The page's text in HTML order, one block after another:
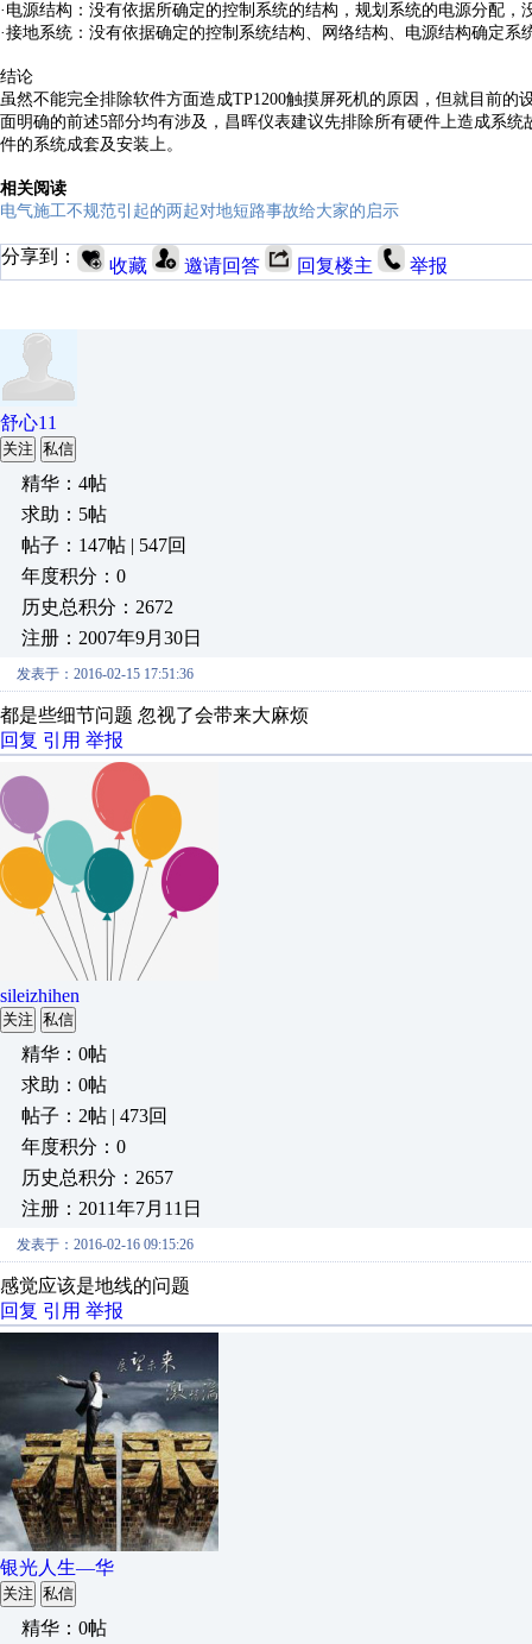
·电源结构：没有依据所确定的控制系统的结构，规划系统的电源分配
·接地系统：没有依据确定的控制系统结构、网络结构、电源结构确定
结论
虽然不能完全排除软件方面造成TP1200触摸屏死机的原因，但就目前
面明确的前述5部分均有涉及，昌晖仪表建议先排除所有硬件上造成系
件的系统成套及安装上。
相关阅读
电气施工不规范引起的两起对地短路事故给大家的启示
分享到： 收藏 邀请回答 回复楼主 举报
舒心11
关注 私信
精华：4帖
求助：5帖
帖子：147帖 | 547回
年度积分：0
历史总积分：2672
注册：2007年9月30日
发表于：2016-02-15 17:51:36
都是些细节问题 忽视了会带来大麻烦
回复 引用 举报
sileizhihen
关注 私信
精华：0帖
求助：0帖
帖子：2帖 | 473回
年度积分：0
历史总积分：2657
注册：2011年7月11日
发表于：2016-02-16 09:15:26
感觉应该是地线的问题
回复 引用 举报
银光人生—华
关注 私信
精华：0帖